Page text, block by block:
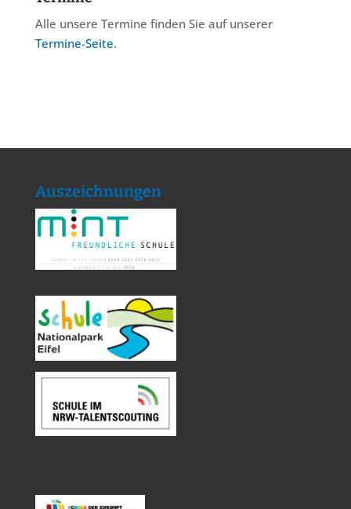
Alle unsere Termine finden Sie auf unserer
Termine-Seite.
Auszeichnungen